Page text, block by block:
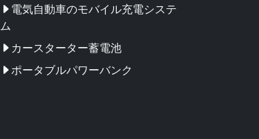
電気自動車のモバイル充電システ
ム
カースターター蓄電池
ポータブルパワーバンク